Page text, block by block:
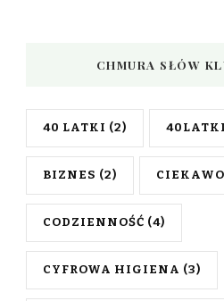
CHMURA SŁÓW
40 LATKI (2) 40LATKI
BIZNES (2)
CODZIENNOŚĆ (4)
CYFROWA HIGIENA (3)